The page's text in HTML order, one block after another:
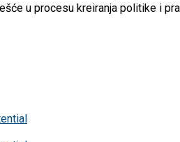
u procesu kreiranja politike i